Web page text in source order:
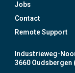
Jobs
Contact
Remote Support
Industrieweg-
3660 Oudsbergen